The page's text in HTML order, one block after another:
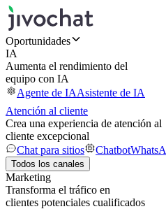
Oportunidades
IA
Aumenta el rendimiento del
equipo con IA
Agente de IAAsistente de IA
Atención al cliente
Crea una experiencia de atención al
cliente excepcional
Chat para sitios
Chatbot
Todos los canales
Marketing
Transforma el tráfico en
clientes potenciales cualificados